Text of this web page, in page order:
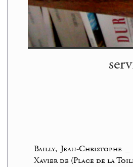
Bailly, Jean-Christophe
Xavier de (Place de la